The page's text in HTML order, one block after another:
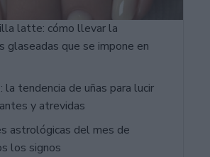
latte: cómo llevar la
glaseadas que se impone en
la tendencia de uñas para lucir
y atrevidas
astrológicas del mes de
los signos